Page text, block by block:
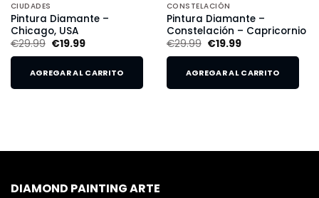
CIUDADES
Pintura Diamante –
Chicago, USA
€29.99 €19.99
AGREGAR AL CARRITO
CONSTELACIÓN
Pintura Diamante –
Constelación – Capricornio
€29.99 €19.99
AGREGAR AL CARRITO
DIAMOND PAINTING ARTE